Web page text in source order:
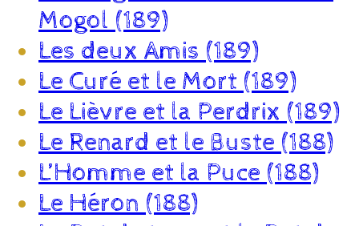
Mogol (189)
Les deux Amis (189)
Le Curé et le Mort (189)
Le Lièvre et la Perdrix (189)
Le Renard et le Buste (188)
L’Homme et la Puce (188)
Le Héron (188)